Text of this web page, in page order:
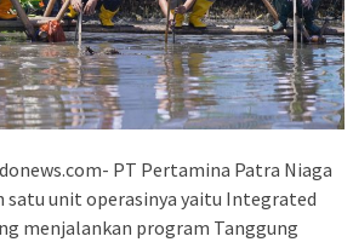
PT Pertamina Patra Niaga
satu unit operasinya yaitu Integrated
menjalankan program Tanggung